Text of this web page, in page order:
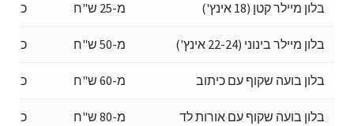
בלון מיילר קטן (18 אינץ') מ-25 ש"ח כמה
בלון מיילר בינוני (22-24 אינץ') מ-50 ש"ח כמה
בלון בועה שקוף עם כיתוב מ-60 ש"ח כמה
בלון בועה שקוף עם אורות לד מ-80 ש"ח כמה